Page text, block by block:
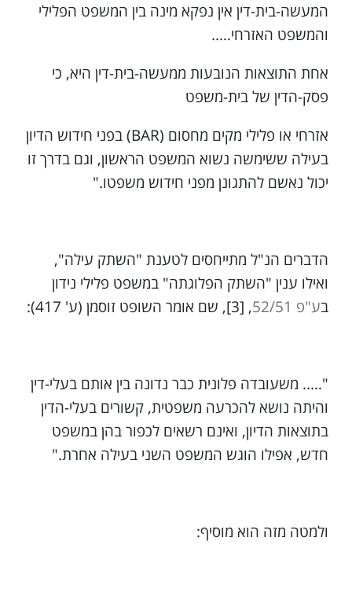
המעשה-בית-דין אין נפקא מינה בין המשפט הפלילי
והמשפט האזרחי…..
אחת התוצאות הנובעות ממעשה-בית-דין היא, כי
פסק-הדין של בית-משפט
אזרחי או פלילי מקים מחסום (BAR) בפני חידוש הדיון
בעילה ששימשה נשוא המשפט הראשון, וגם בדרך זו
יכול נאשם להתגונן מפני חידוש משפטו."
הדברים הנ"ל מתייחסים לטענת "השתק עילה",
ואילו ענין "השתק הפלוגתה" במשפט פלילי נידון
בע"פ 52/51 , [3], שם אומר השופט זוסמן (ע' 417):
"….. משעובדה פלונית כבר נדונה בין אותם בעלי-דין
והיתה נושא להכרעה משפטית, קשורים בעלי-הדין
בתוצאות הדיון, ואינם רשאים לכפור בהן במשפט
חדש, אפילו הוגש המשפט השני בעילה אחרת."
ולמטה מזה הוא מוסיף: